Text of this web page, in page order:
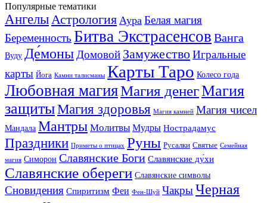
Популярные тематики
АнгелыАстрология Аура Белая магия
Беременность Битва Экстрасенсов Ванга
Вуду Де́моны Домовой ЗамужествоИгральные
карты Йога Камни талисманы Карты Таро Колесо года
Любовная магияМагия денегМагия
защитыМагия здоровья Магия камней Магия чисел
Мандала Мантры Молитвы Мудры Нострадамус
Праздники Приметы о птицах Руны Русалки Святые Семейная
магия Симорон Славянские Боги Славянские ду́хи
Славянские обереги Славянские символы
Сновидения Спиритизм Феи Фен-Шуй ЧакрыЧерная